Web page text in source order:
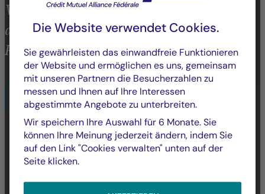
Vermögensverwaltung für Drittkunden,
die Leistung, Nachhaltigkeit,
Risikokontrolle und Transparenz vereint.
MEHR ÜBER DIE UNTERNEHMENSGRUPPE ERFAHREN
Die Website verwendet Cookies.
Sie gewährleisten das einwandfreie Funktionieren
der Website und ermöglichen es uns, gemeinsam
mit unseren Partnern die Besucherzahlen zu
messen und Ihnen auf Ihre Interessen
abgestimmte Angebote zu unterbreiten.
Wir speichern Ihre Auswahl für 6 Monate. Sie
können Ihre Meinung jederzeit ändern, indem Sie
auf den Link "Cookies verwalten" unten auf der
Seite klicken.